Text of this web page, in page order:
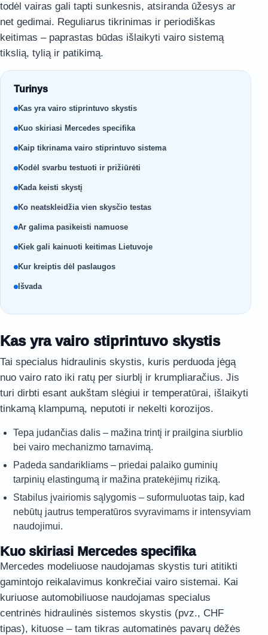
todėl vairas gali tapti sunkesnis, atsiranda ūžesys ar
net gedimai. Reguliarus tikrinimas ir periodiškas
keitimas – paprastas būdas išlaikyti vairo sistemą
tikslią, tylią ir patikimą.
Turinys
Kas yra vairo stiprintuvo skystis
Kuo skiriasi Mercedes specifika
Kaip tikrinama vairo stiprintuvo sistema
Kodėl svarbu testuoti ir prižiūrėti
Kada keisti skystį
Ko neatskleidžia vien skysčio testas
Ar galima pasikeisti namuose
Kiek gali kainuoti keitimas Lietuvoje
Kur kreiptis dėl paslaugos
Išvada
Kas yra vairo stiprintuvo skystis
Tai specialus hidraulinis skystis, kuris perduoda jėgą
nuo vairo rato iki ratų per siurblį ir krumpliaračius. Jis
turi dirbti esant aukštam slėgiui ir temperatūrai, išlaikyti
tinkamą klampumą, neputoti ir nekelti korozijos.
Tepa judančias dalis – mažina trintį ir prailgina siurblio
bei vairo mechanizmo tarnavimą.
Padeda sandarikliams – priedai palaiko guminių
tarpinių elastingumą ir mažina pratekėjimų riziką.
Stabilus įvairiomis sąlygomis – suformuluotas taip, kad
nebūtų jautrus temperatūros svyravimams ir intensyviam
naudojimui.
Kuo skiriasi Mercedes specifika
Mercedes modeliuose naudojamas skystis turi atitikti
gamintojo reikalavimus konkrečiai vairo sistemai. Kai
kuriuose automobiliuose naudojamas specialus
centrinės hidraulinės sistemos skystis (pvz., CHF
tipas), kituose – tam tikras automatinės pavarų dėžės